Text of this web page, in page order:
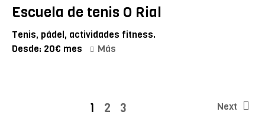
Escuela de tenis O Rial
Tenis, pádel, actividades fitness.
Desde: 20€ mes
Más
1 2 3 Next